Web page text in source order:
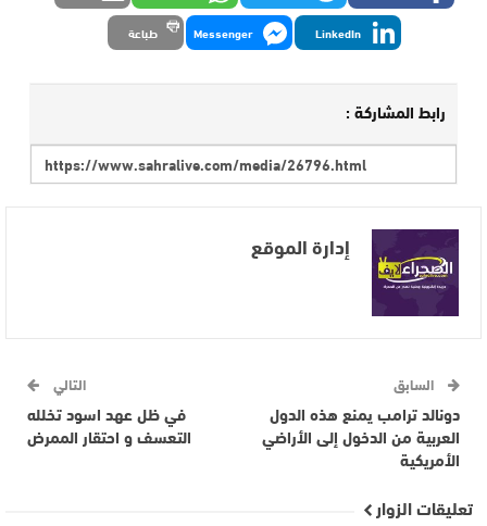
LinkedIn
Messenger طباعة
رابط المشاركة :
إدارة الموقع
السابق
دونالد ترامب يمنع هذه الدول
العربية من الدخول إلى الأراضي
الأمريكية
التالي
في ظل عهد اسود تخلله
التعسف و احتقار الممرض
تعليقات الزوار